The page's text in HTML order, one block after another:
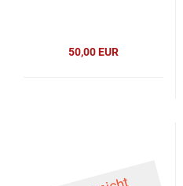
50,00 EUR